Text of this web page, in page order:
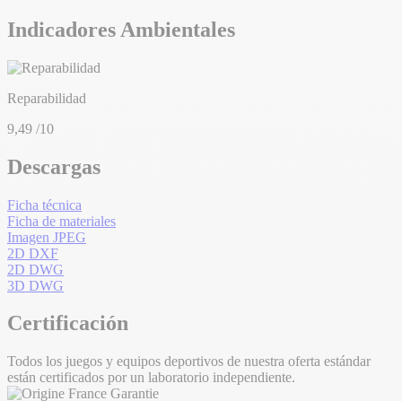
Indicadores Ambientales
Reparabilidad
9,49 /10
Descargas
Ficha técnica
Ficha de materiales
Imagen JPEG
2D DXF
2D DWG
3D DWG
Certificación
Todos los juegos y equipos deportivos de nuestra oferta estándar
están certificados por un laboratorio independiente.